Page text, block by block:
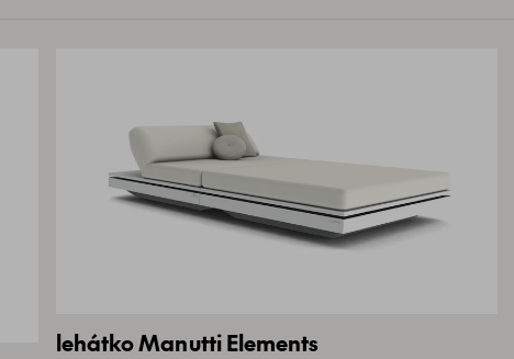
lehátko Manutti Elements